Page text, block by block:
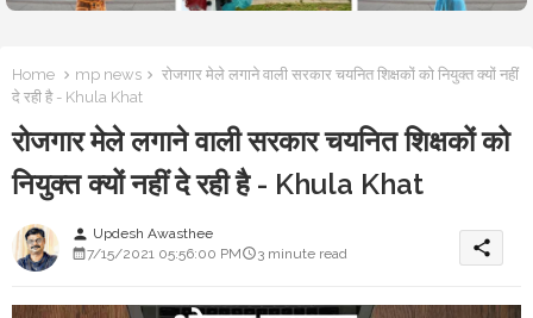
Home mp news
रोजगार मेले लगाने वाली सरकार चयनित शिक्षकों को नियुक्त क्यों नहीं
दे रही है - Khula Khat
रोजगार मेले लगाने वाली सरकार चयनित शिक्षकों को
नियुक्त क्यों नहीं दे रही है - Khula Khat
person Updesh Awasthee
7/15/2021 05:56:00 PM
3 minute read share